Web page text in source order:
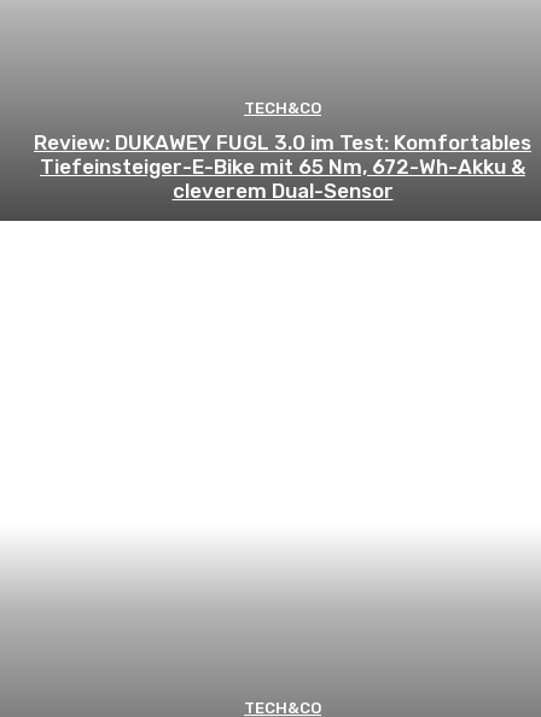
TECH&CO
Review: DUKAWEY FUGL 3.0 im Test: Komfortables
Tiefeinsteiger-E-Bike mit 65 Nm, 672-Wh-Akku &
cleverem Dual-Sensor
TECH&CO